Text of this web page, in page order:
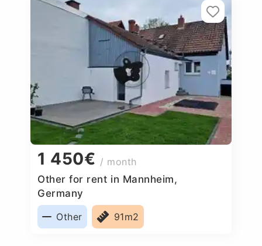
1 450€ / month
Other for rent in Mannheim,
Germany
Other
91m2